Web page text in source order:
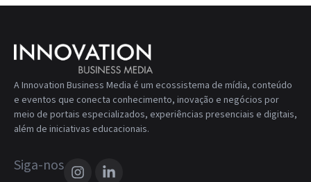
A Innovation Business Media é um ecossistema de mídia, conteúdo
e eventos que conecta conhecimento, inovação e negócios por
meio de portais especializados, experiências presenciais e digitais,
além de iniciativas educacionais.
Siga-nos